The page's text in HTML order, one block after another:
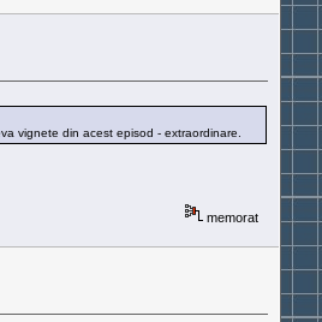
vignete din acest episod - extraordinare.
memorat